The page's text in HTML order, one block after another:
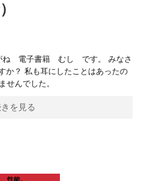
ね 電子書籍 むし です。 みなさ
？ 私も耳にしたことはあったの
せんでした。
を見る